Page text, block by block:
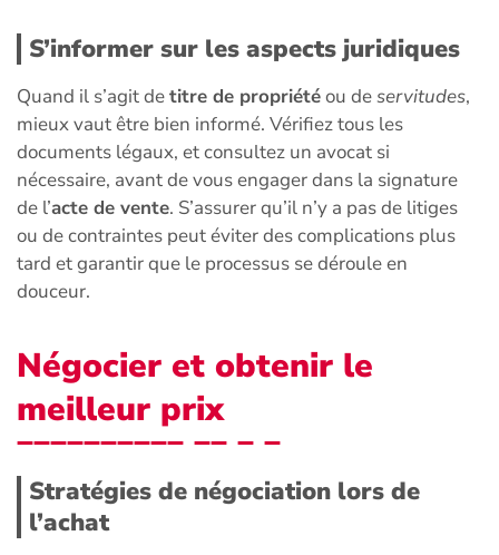
S’informer sur les aspects juridiques
Quand il s’agit detitre de propriétéou deservitudes,
mieux vaut être bien informé. Vérifiez tous les
documents légaux, et consultez un avocat si
nécessaire, avant de vous engager dans la signature
de l’acte de vente. S’assurer qu’il n’y a pas de litiges
ou de contraintes peut éviter des complications plus
tard et garantir que le processus se déroule en
douceur.
Négocier et obtenir le
meilleur prix
Stratégies de négociation lors de
l’achat